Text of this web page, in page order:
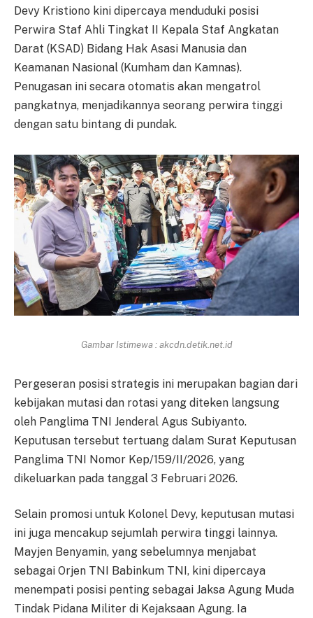
Devy Kristiono kini dipercaya menduduki posisi
Perwira Staf Ahli Tingkat II Kepala Staf Angkatan
Darat (KSAD) Bidang Hak Asasi Manusia dan
Keamanan Nasional (Kumham dan Kamnas).
Penugasan ini secara otomatis akan mengatrol
pangkatnya, menjadikannya seorang perwira tinggi
dengan satu bintang di pundak.
Gambar Istimewa : akcdn.detik.net.id
Pergeseran posisi strategis ini merupakan bagian dari
kebijakan mutasi dan rotasi yang diteken langsung
oleh Panglima TNI Jenderal Agus Subiyanto.
Keputusan tersebut tertuang dalam Surat Keputusan
Panglima TNI Nomor Kep/159/II/2026, yang
dikeluarkan pada tanggal 3 Februari 2026.
Selain promosi untuk Kolonel Devy, keputusan mutasi
ini juga mencakup sejumlah perwira tinggi lainnya.
Mayjen Benyamin, yang sebelumnya menjabat
sebagai Orjen TNI Babinkum TNI, kini dipercaya
menempati posisi penting sebagai Jaksa Agung Muda
Tindak Pidana Militer di Kejaksaan Agung. Ia